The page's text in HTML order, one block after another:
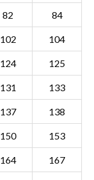
82 84
102 104
124 125
131 133
137 138
150 153
164 167
Details